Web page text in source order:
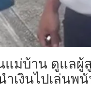
แม่บ้าน ดูแลผู้
ำเงินไปเล่นพ